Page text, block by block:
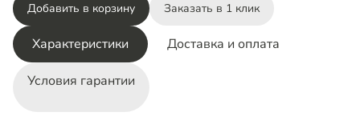
Добавить в корзину Заказать в 1 клик
Характеристики Доставка и оплата
Условия гарантии